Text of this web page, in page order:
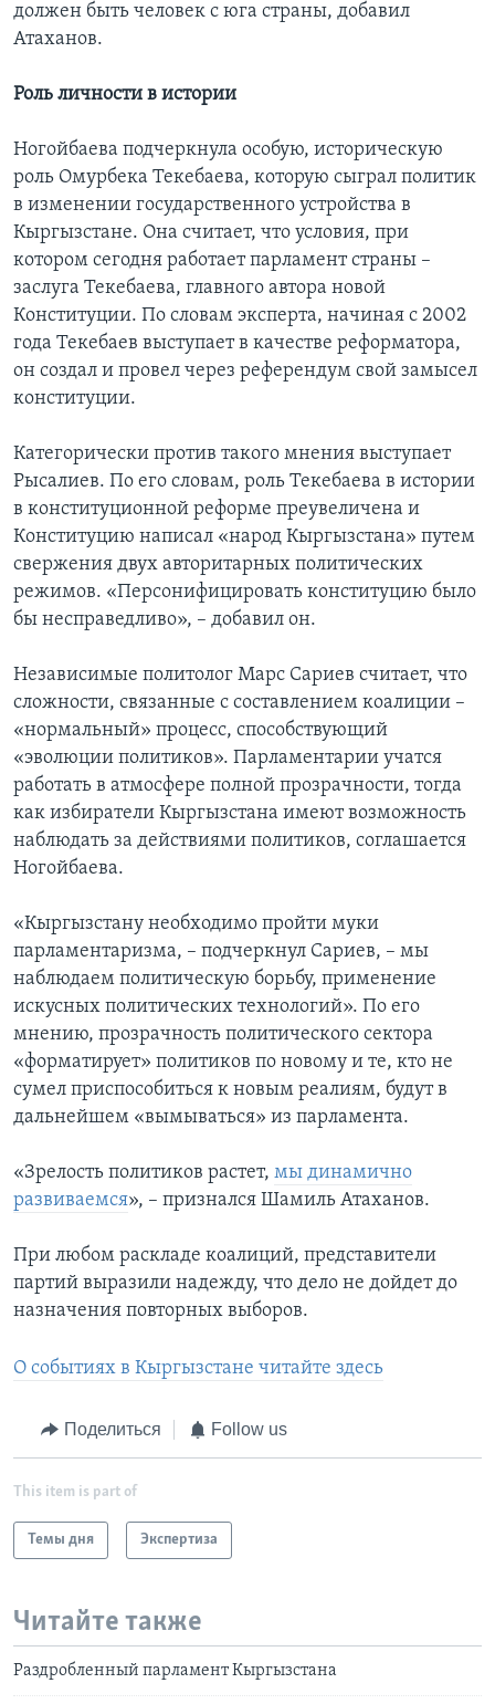
должен быть человек с юга страны, добавил
Атаханов.
Роль личности в истории
Ногойбаева подчеркнула особую, историческую
роль Омурбека Текебаева, которую сыграл политик
в изменении государственного устройства в
Кыргызстане. Она считает, что условия, при
котором сегодня работает парламент страны –
заслуга Текебаева, главного автора новой
Конституции. По словам эксперта, начиная с 2002
года Текебаев выступает в качестве реформатора,
он создал и провел через референдум свой замысел
конституции.
Категорически против такого мнения выступает
Рысалиев. По его словам, роль Текебаева в истории
в конституционной реформе преувеличена и
Конституцию написал «народ Кыргызстана» путем
свержения двух авторитарных политических
режимов. «Персонифицировать конституцию было
бы несправедливо», – добавил он.
Независимые политолог Марс Сариев считает, что
сложности, связанные с составлением коалиции –
«нормальный» процесс, способствующий
«эволюции политиков». Парламентарии учатся
работать в атмосфере полной прозрачности, тогда
как избиратели Кыргызстана имеют возможность
наблюдать за действиями политиков, соглашается
Ногойбаева.
«Кыргызстану необходимо пройти муки
парламентаризма, – подчеркнул Сариев, – мы
наблюдаем политическую борьбу, применение
искусных политических технологий». По его
мнению, прозрачность политического сектора
«форматирует» политиков по новому и те, кто не
сумел приспособиться к новым реалиям, будут в
дальнейшем «вымываться» из парламента.
«Зрелость политиков растет, мы динамично
развиваемся», – признался Шамиль Атаханов.
При любом раскладе коалиций, представители
партий выразили надежду, что дело не дойдет до
назначения повторных выборов.
О событиях в Кыргызстане читайте здесь
Поделиться Follow us
This item is part of
Темы дня Экспертиза
Читайте также
Раздробленный парламент Кыргызстана